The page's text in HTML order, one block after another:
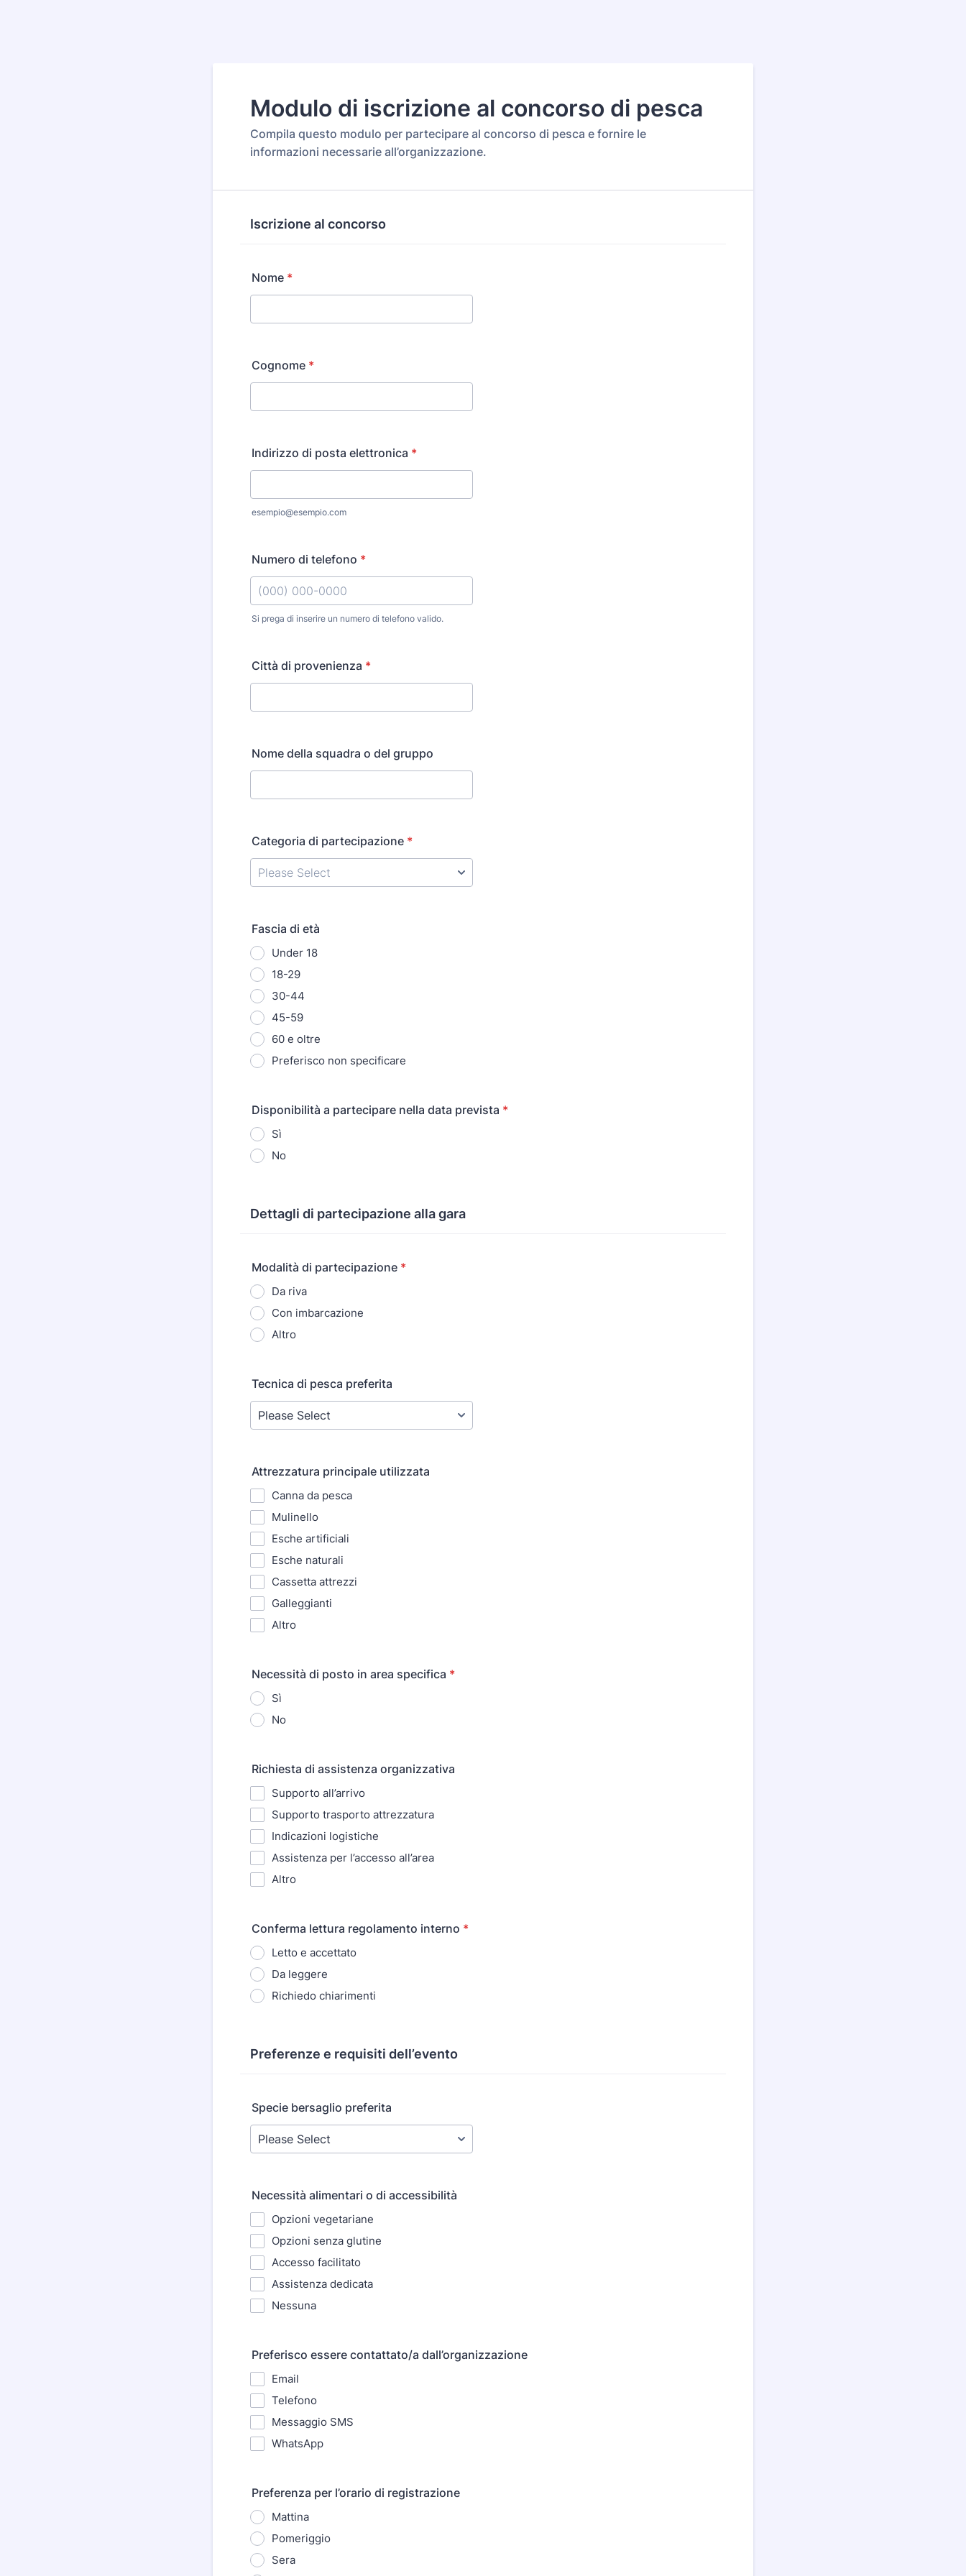
Modulo di iscrizione al concorso di pesca
Compila questo modulo per partecipare al concorso di pesca e fornire le
informazioni necessarie all’organizzazione.
Iscrizione al concorso
Nome *
Cognome *
Indirizzo di posta elettronica *
esempio@esempio.com
Numero di telefono *
Si prega di inserire un numero di telefono valido.
Città di provenienza *
Nome della squadra o del gruppo
Categoria di partecipazione *
Fascia di età
Under 18
18-29
30-44
45-59
60 e oltre
Preferisco non specificare
Disponibilità a partecipare nella data prevista *
Sì
No
Dettagli di partecipazione alla gara
Modalità di partecipazione *
Da riva
Con imbarcazione
Altro
Tecnica di pesca preferita
Attrezzatura principale utilizzata
Canna da pesca
Mulinello
Esche artificiali
Esche naturali
Cassetta attrezzi
Galleggianti
Altro
Necessità di posto in area specifica *
Sì
No
Richiesta di assistenza organizzativa
Supporto all’arrivo
Supporto trasporto attrezzatura
Indicazioni logistiche
Assistenza per l’accesso all’area
Altro
Conferma lettura regolamento interno *
Letto e accettato
Da leggere
Richiedo chiarimenti
Preferenze e requisiti dell’evento
Specie bersaglio preferita
Necessità alimentari o di accessibilità
Opzioni vegetariane
Opzioni senza glutine
Accesso facilitato
Assistenza dedicata
Nessuna
Preferisco essere contattato/a dall’organizzazione
Email
Telefono
Messaggio SMS
WhatsApp
Preferenza per l’orario di registrazione
Mattina
Pomeriggio
Sera